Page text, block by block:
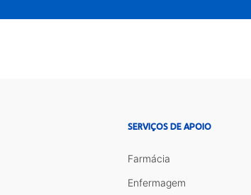
SERVIÇOS DE APOIO
Farmácia
Enfermagem